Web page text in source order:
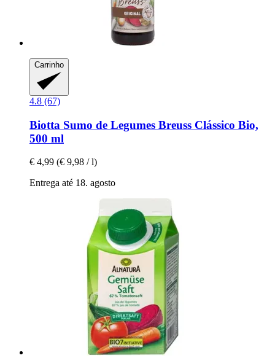
Carrinho
4.8 (67)
Biotta Sumo de Legumes Breuss Clássico Bio,
500 ml
€ 4,99 (€ 9,98 / l)
Entrega até 18. agosto